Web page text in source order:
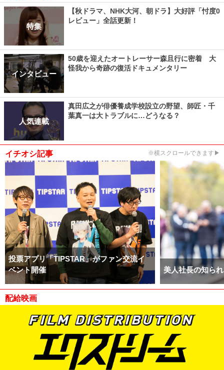
特集
【秋ドラマ、NHK大河、朝ドラ】大好評「忖度0
レビュー」全話更新！
インタビュー
50歳を迎えたオートレーサー森且行に密着 大
怪我から奇跡の復活ドキュメンタリー
人気連載
真田広之が俳優養成学校設立の野望、師匠・千
葉真一は大トラブルに…どうなる？
イチオシ記事 ※横スクロールできます▶
投票アプリ「TIPSTAR」がファン交流イ
ベント開催
美人社長の知ら
配給映画